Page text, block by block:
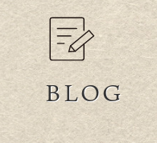
BLOG